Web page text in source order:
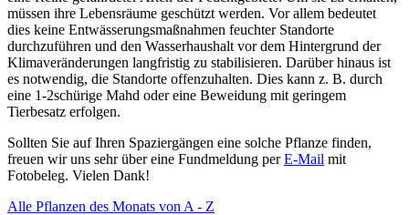
müssen ihre Lebensräume geschützt werden. Vor allem bedeutet
dies keine Entwässerungsmaßnahmen feuchter Standorte
durchzuführen und den Wasserhaushalt vor dem Hintergrund der
Klimaveränderungen langfristig zu stabilisieren. Darüber hinaus ist
es notwendig, die Standorte offenzuhalten. Dies kann z. B. durch
eine 1-2schürige Mahd oder eine Beweidung mit geringem
Tierbesatz erfolgen.
Sollten Sie auf Ihren Spaziergängen eine solche Pflanze finden,
freuen wir uns sehr über eine Fundmeldung perE-Mail mit
Fotobeleg. Vielen Dank!
Alle Pflanzen des Monats von A - Z